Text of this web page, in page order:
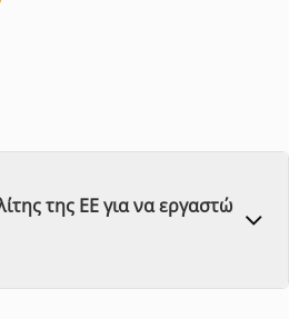
της ΕΕ για να εργαστώ